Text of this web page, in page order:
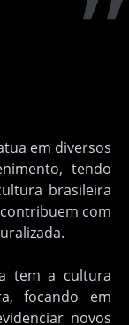
em diversos
tendo
brasileira
com
tem a cultura
focando em
novos